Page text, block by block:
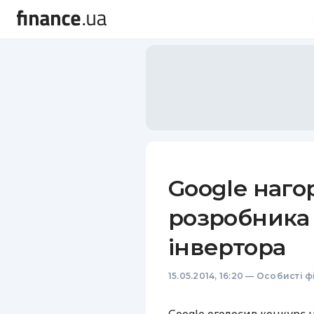
Google
інвертора
15.05.2014, 16:20 — Особисті